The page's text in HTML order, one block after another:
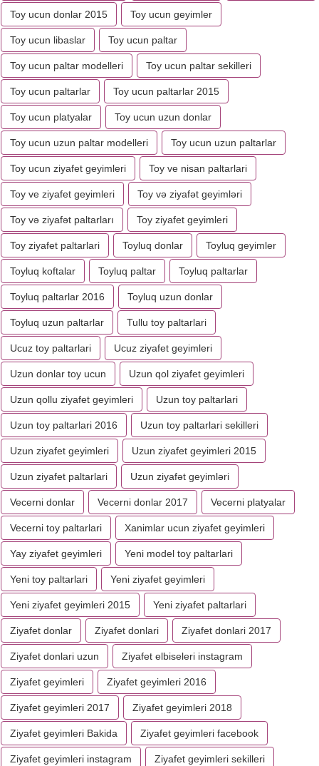
Toy ucun donlar 2015 Toy ucun geyimler
Toy ucun libaslar Toy ucun paltar
Toy ucun paltar modelleri Toy ucun paltar sekilleri
Toy ucun paltarlar Toy ucun paltarlar 2015
Toy ucun platyalar Toy ucun uzun donlar
Toy ucun uzun paltar modelleri Toy ucun uzun paltarlar
Toy ucun ziyafet geyimleri Toy ve nisan paltarlari
Toy ve ziyafet geyimleri Toy və ziyafət geyimləri
Toy və ziyafət paltarları Toy ziyafet geyimleri
Toy ziyafet paltarlari Toyluq donlar Toyluq geyimler
Toyluq koftalar Toyluq paltar Toyluq paltarlar
Toyluq paltarlar 2016 Toyluq uzun donlar
Toyluq uzun paltarlar Tullu toy paltarlari
Ucuz toy paltarlari Ucuz ziyafet geyimleri
Uzun donlar toy ucun Uzun qol ziyafet geyimleri
Uzun qollu ziyafet geyimleri Uzun toy paltarlari
Uzun toy paltarlari 2016 Uzun toy paltarlari sekilleri
Uzun ziyafet geyimleri Uzun ziyafet geyimleri 2015
Uzun ziyafet paltarlari Uzun ziyafət geyimləri
Vecerni donlar Vecerni donlar 2017 Vecerni platyalar
Vecerni toy paltarlari Xanimlar ucun ziyafet geyimleri
Yay ziyafet geyimleri Yeni model toy paltarlari
Yeni toy paltarlari Yeni ziyafet geyimleri
Yeni ziyafet geyimleri 2015 Yeni ziyafet paltarlari
Ziyafet donlar Ziyafet donlari Ziyafet donlari 2017
Ziyafet donlari uzun Ziyafet elbiseleri instagram
Ziyafet geyimleri Ziyafet geyimleri 2016
Ziyafet geyimleri 2017 Ziyafet geyimleri 2018
Ziyafet geyimleri Bakida Ziyafet geyimleri facebook
Ziyafet geyimleri instagram Ziyafet geyimleri sekilleri